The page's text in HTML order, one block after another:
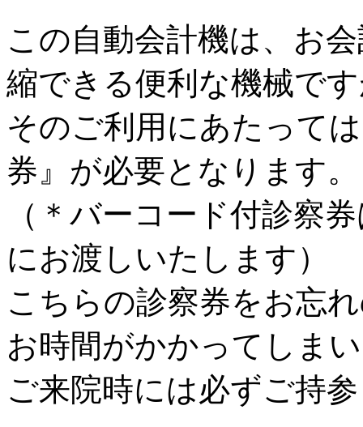
この自動会計機は、お
縮できる便利な機械で
そのご利用にあたって
券』が必要となります。
（＊バーコード付診察
にお渡しいたします）
こちらの診察券をお忘
お時間がかかってしま
ご来院時には必ずご持